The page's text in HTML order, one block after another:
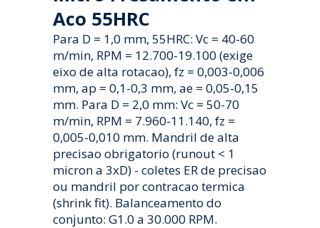
Aco 55HRC
Para D = 1,0 mm, 55HRC: Vc = 40-60
m/min, RPM = 12.700-19.100 (exige
eixo de alta rotacao), fz = 0,003-0,006
mm, ap = 0,1-0,3 mm, ae = 0,05-0,15
mm. Para D = 2,0 mm: Vc = 50-70
m/min, RPM = 7.960-11.140, fz =
0,005-0,010 mm. Mandril de alta
precisao obrigatorio (runout < 1
micron a 3xD) - coletes ER de precisao
ou mandril por contracao termica
(shrink fit). Balanceamento do
conjunto: G1.0 a 30.000 RPM.